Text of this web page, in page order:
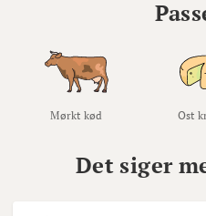
Mørkt kød Ost
Det siger